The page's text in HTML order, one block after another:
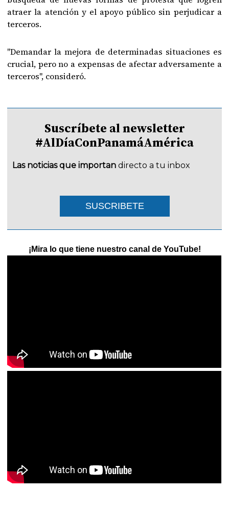
atraer la atención y el apoyo público sin perjudicar a
terceros.
"Demandar la mejora de determinadas situaciones es
crucial, pero no a expensas de afectar adversamente a
terceros", consideró.
Suscríbete al newsletter
#AlDíaConPanamáAmérica
Las noticias que importan directo a tu inbox
SUSCRIBETE
¡Mira lo que tiene nuestro canal de YouTube!